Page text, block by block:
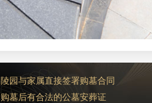
陵园与家属直接签署购墓合同
购墓后有合法的公墓安葬证